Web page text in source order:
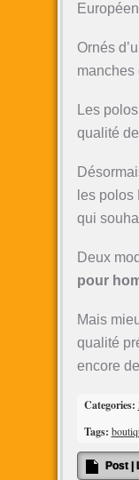
Ornés
manches
Les
qualité
les polos
qui
Deux
pour
Mais
qualité
encore
Categories:
Tags:
Post